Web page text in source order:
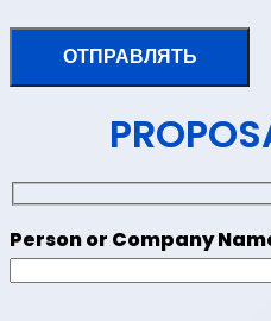
Person or Company